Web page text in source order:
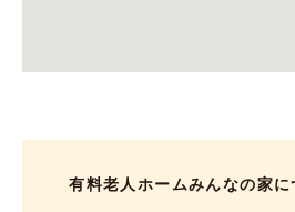
有料老人ホームみんなの家